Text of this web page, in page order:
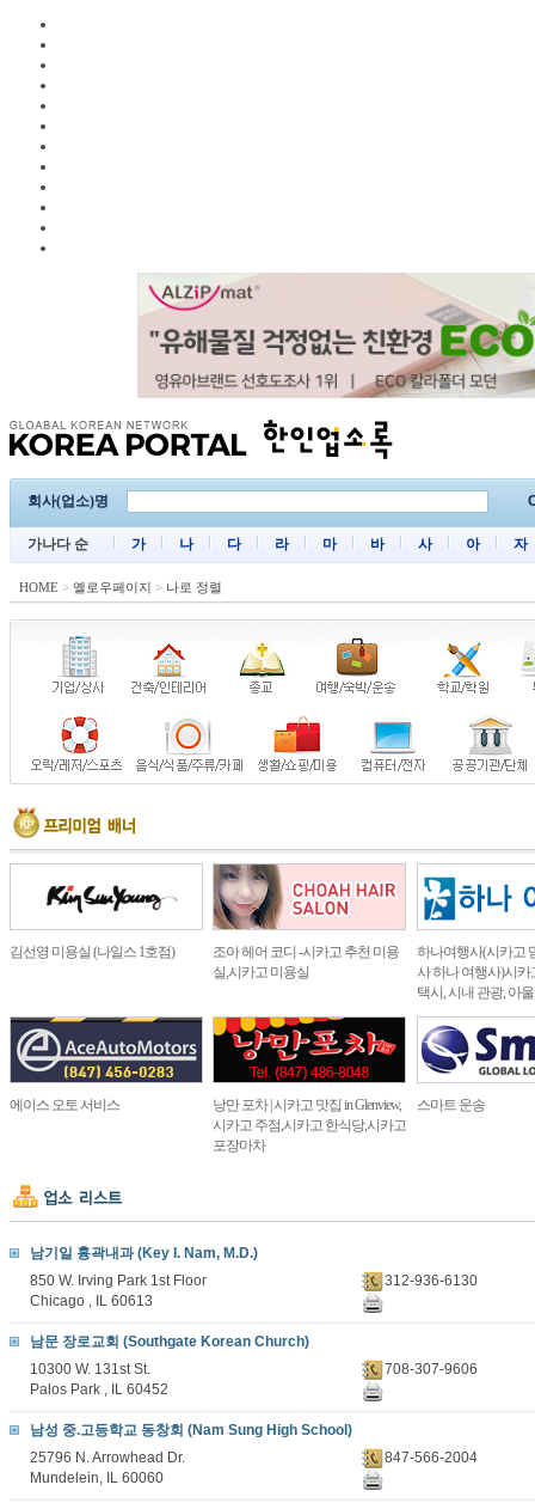
회사(업소)명
가나다 순 가 나 다 라 마 바 사 아 자
HOME > 옐로우페이지 > 나로 정렬
김선영 미용실 (나일스 1호점)
조아 헤어 코디 -시카고 추천 미용
실,시카고 미용실
하나여행사(시카고
사 하나 여행사)시카
택시, 시내 관광, 아
에이스 오토 서비스
낭만 포차 | 시카고 맛집 in Glenview,
시카고 주점,시카고 한식당,시카고
포장마차
스마트 운송
남기일 흉곽내과 (Key I. Nam, M.D.)
850 W. Irving Park 1st Floor
Chicago , IL 60613
312-936-6130
남문 장로교회 (Southgate Korean Church)
10300 W. 131st St.
Palos Park , IL 60452
708-307-9606
남성 중.고등학교 동창회 (Nam Sung High School)
25796 N. Arrowhead Dr.
Mundelein, IL 60060
847-566-2004